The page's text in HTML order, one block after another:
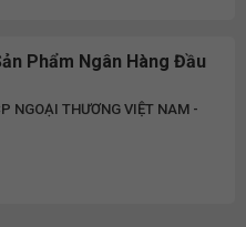
Phẩm Ngân Hàng Đầu
NGOẠI THƯƠNG VIỆT NAM -